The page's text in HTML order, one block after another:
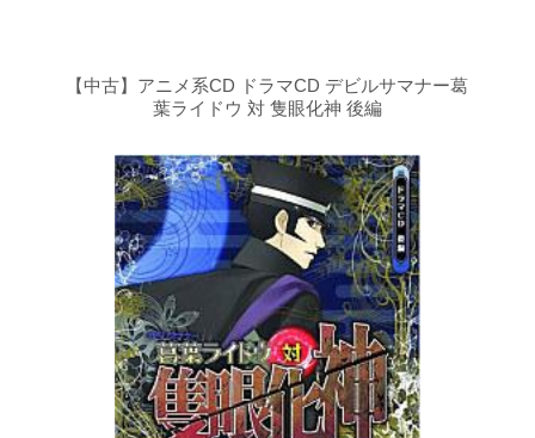
【中古】アニメ系CD ドラマCD デビルサマナー葛
葉ライドウ 対 隻眼化神 後編